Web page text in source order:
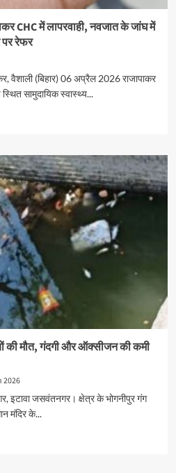
CHC में लापरवाही, नवजात के जांघ में
पर रेफर
वैशाली (बिहार) 06 अप्रैल 2026 राजापाकर
सामुदायिक स्वास्थ्य...
की मौत, गंदगी और ऑक्सीजन की कमी
2026
इटावा जसवंतनगर। क्षेत्र के भोगनीपुर गंग
मंदिर के...